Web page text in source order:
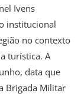
Ivens
institucional
no contexto
turística. A
data que
Brigada Militar